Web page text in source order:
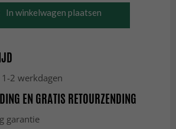
In winkelwagen plaatsen
2 werkdagen
EN GRATIS RETOURZENDING
garantie